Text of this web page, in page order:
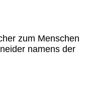
zum Menschen
namens der